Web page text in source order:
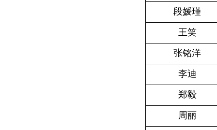
段媛瑾
王笑
张铭洋
李迪
郑毅
周丽